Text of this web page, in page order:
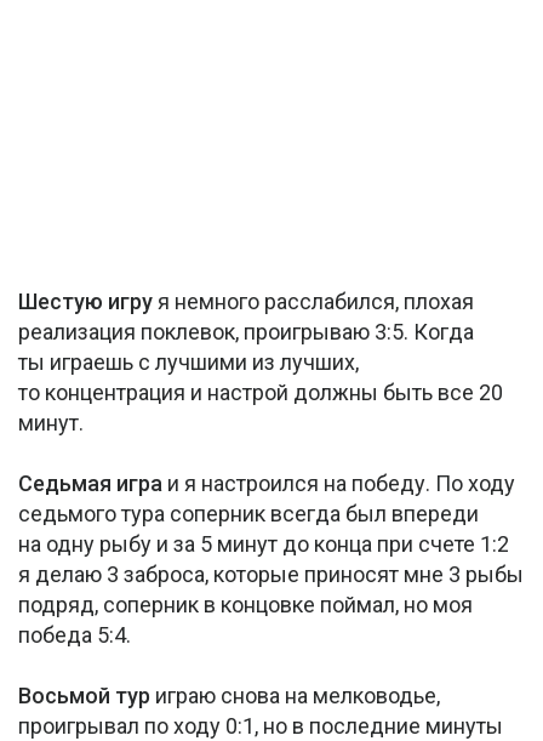
Шестую игру я немного расслабился, плохая
реализация поклевок, проигрываю 3:5. Когда
ты играешь с лучшими из лучших,
то концентрация и настрой должны быть все 20
минут.
Седьмая игра и я настроился на победу. По ходу
седьмого тура соперник всегда был впереди
на одну рыбу и за 5 минут до конца при счете 1:2
я делаю 3 заброса, которые приносят мне 3 рыбы
подряд, соперник в концовке поймал, но моя
победа 5:4.
Восьмой тур играю снова на мелководье,
проигрывал по ходу 0:1, но в последние минуты